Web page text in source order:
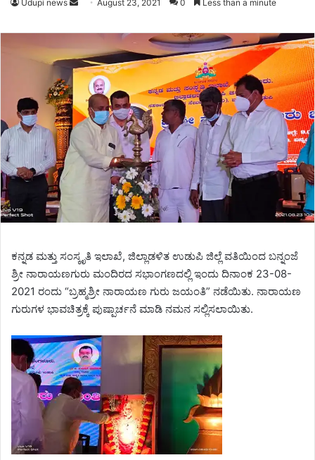
Udupi news
Send
email
August 23, 2021 0 Less than a minute
ಕನ್ನಡ ಮತ್ತು ಸಂಸ್ಕೃತಿ ಇಲಾಖೆ, ಜಿಲ್ಲಾಡಳಿತ ಉಡುಪಿ ಜಿಲ್ಲೆ ವತಿಯಿಂದ ಬನ್ನಂಜೆ
ಶ್ರೀ ನಾರಾಯಣಗುರು ಮಂದಿರದ ಸಭಾಂಗಣದಲ್ಲಿ ಇಂದು ದಿನಾಂಕ 23-08-
2021 ರಂದು “ಬ್ರಹ್ಮಶ್ರೀ ನಾರಾಯಣ ಗುರು ಜಯಂತಿ” ನಡೆಯಿತು. ನಾರಾಯಣ
ಗುರುಗಳ ಭಾವಚಿತ್ರಕ್ಕೆ ಪುಷ್ಪಾರ್ಚನೆ ಮಾಡಿ ನಮನ ಸಲ್ಲಿಸಲಾಯಿತು.